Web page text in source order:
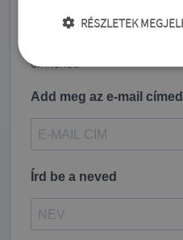
Íratkozz fel hírlevelünkre,
cikkeket.
Add meg az e-mail
Írd be a neved
RÉSZLETEK